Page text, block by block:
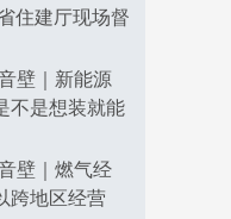
住建厅现场督
壁｜新能源
不是想装就能
壁｜燃气经
跨地区经营